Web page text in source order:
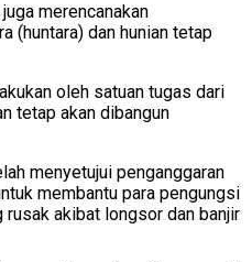
merencanakan
(huntara) dan hunian tetap
oleh satuan tugas dari
tetap akan dibangun
menyetujui penganggaran
membantu para pengungsi
rusak akibat longsor dan banjir